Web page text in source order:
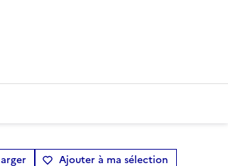
Ajouter à ma sélection